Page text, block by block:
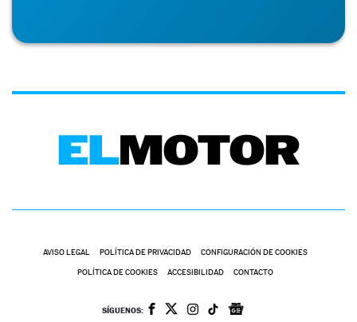
AVISO LEGAL POLÍTICA DE PRIVACIDAD CONFIGURACIÓN DE COOKIES
POLÍTICA DE COOKIES ACCESIBILIDAD CONTACTO
SÍGUENOS: